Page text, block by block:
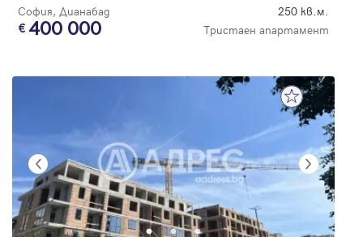
София, Дианабад 250 кв.м.
400 000 Тристаен апартамент